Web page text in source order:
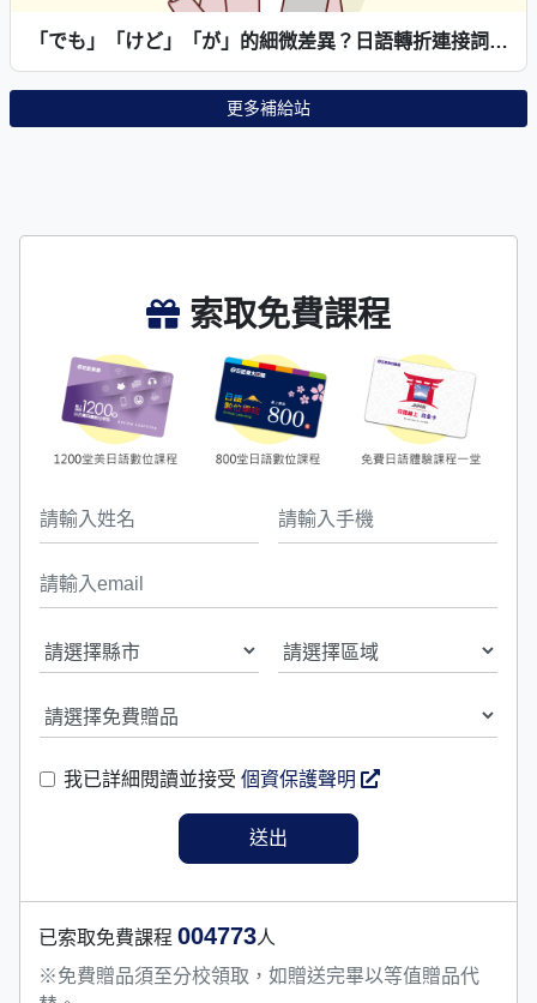
「でも」「けど」「が」的細微差異？日語轉折連接詞用法解析
更多補給站
索取免費課程
我已詳細閱讀並接受 個資保護聲明
已索取免費課程 004773人
※免費贈品須至分校領取，如贈送完畢以等值贈品代